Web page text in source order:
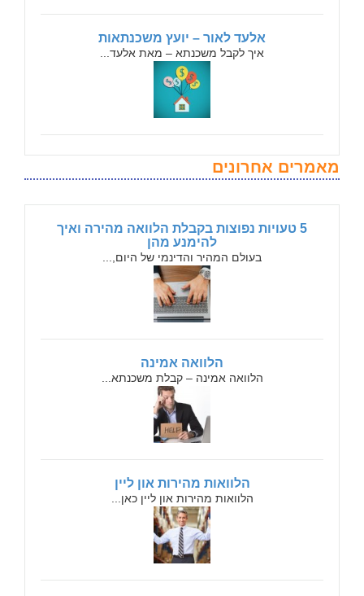
אלעד לאור – יועץ משכנתאות
איך לקבל משכנתא – מאת אלעד...
מאמרים אחרונים
5 טעויות נפוצות בקבלת הלוואה מהירה ואיך
להימנע מהן
בעולם המהיר והדינמי של היום,...
הלוואה אמינה
הלוואה אמינה – קבלת משכנתא...
הלוואות מהירות און ליין
הלוואות מהירות און ליין כאן...